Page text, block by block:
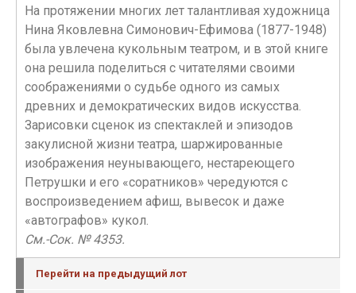
На протяжении многих лет талантливая художница
Нина Яковлевна Симонович-Ефимова (1877-1948)
была увлечена кукольным театром, и в этой книге
она решила поделиться с читателями своими
соображениями о судьбе одного из самых
древних и демократических видов искусства.
Зарисовки сценок из спектаклей и эпизодов
закулисной жизни театра, шаржированные
изображения неунывающего, нестареющего
Петрушки и его «соратников» чередуются с
воспроизведением афиш, вывесок и даже
«автографов» кукол.
См.-Сок. № 4353.
Перейти на предыдущий лот